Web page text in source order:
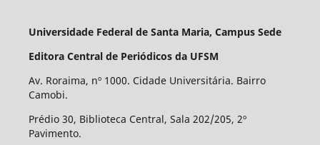
Universidade Federal de Santa Maria, Campus Sede
Editora Central de Periódicos da UFSM
Av. Roraima, nº 1000. Cidade Universitária. Bairro
Camobi.
Prédio 30, Biblioteca Central, Sala 202/205, 2º
Pavimento.